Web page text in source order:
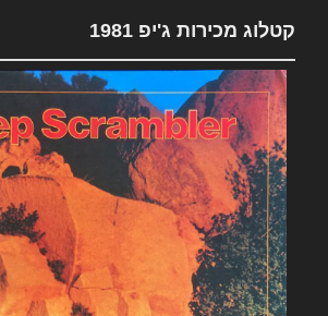
קטלוג מכירות ג'יפ 1981